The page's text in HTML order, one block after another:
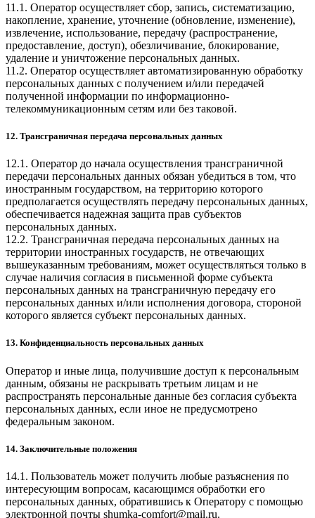
11.1. Оператор осуществляет сбор, запись, систематизацию,
накопление, хранение, уточнение (обновление, изменение),
извлечение, использование, передачу (распространение,
предоставление, доступ), обезличивание, блокирование,
удаление и уничтожение персональных данных.
11.2. Оператор осуществляет автоматизированную обработку
персональных данных с получением и/или передачей
полученной информации по информационно-
телекоммуникационным сетям или без таковой.
12. Трансграничная передача персональных данных
12.1. Оператор до начала осуществления трансграничной
передачи персональных данных обязан убедиться в том, что
иностранным государством, на территорию которого
предполагается осуществлять передачу персональных данных,
обеспечивается надежная защита прав субъектов
персональных данных.
12.2. Трансграничная передача персональных данных на
территории иностранных государств, не отвечающих
вышеуказанным требованиям, может осуществляться только в
случае наличия согласия в письменной форме субъекта
персональных данных на трансграничную передачу его
персональных данных и/или исполнения договора, стороной
которого является субъект персональных данных.
13. Конфиденциальность персональных данных
Оператор и иные лица, получившие доступ к персональным
данным, обязаны не раскрывать третьим лицам и не
распространять персональные данные без согласия субъекта
персональных данных, если иное не предусмотрено
федеральным законом.
14. Заключительные положения
14.1. Пользователь может получить любые разъяснения по
интересующим вопросам, касающимся обработки его
персональных данных, обратившись к Оператору с помощью
электронной почты shumka-comfort@mail.ru.